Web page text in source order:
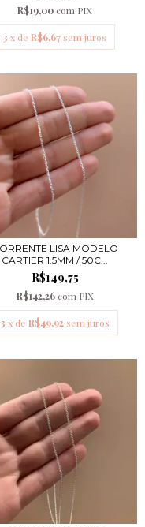
R$19,00 com PIX
3 x de R$6,67 sem juros
LISA MODELO
CARTIER 1.5MM / 50C...
R$149,75
R$142,26 com PIX
3 x de R$49,92 sem juros